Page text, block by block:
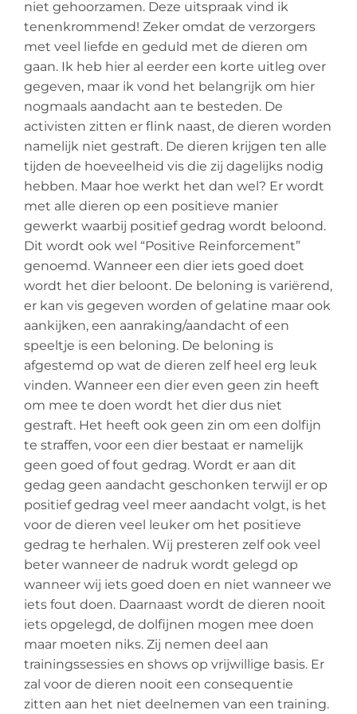
niet gehoorzamen. Deze uitspraak vind ik
tenenkrommend! Zeker omdat de verzorgers
met veel liefde en geduld met de dieren om
gaan. Ik heb hier al eerder een korte uitleg over
gegeven, maar ik vond het belangrijk om hier
nogmaals aandacht aan te besteden. De
activisten zitten er flink naast, de dieren worden
namelijk niet gestraft. De dieren krijgen ten alle
tijden de hoeveelheid vis die zij dagelijks nodig
hebben. Maar hoe werkt het dan wel? Er wordt
met alle dieren op een positieve manier
gewerkt waarbij positief gedrag wordt beloond.
Dit wordt ook wel “Positive Reinforcement”
genoemd. Wanneer een dier iets goed doet
wordt het dier beloont. De beloning is variërend,
er kan vis gegeven worden of gelatine maar ook
aankijken, een aanraking/aandacht of een
speeltje is een beloning. De beloning is
afgestemd op wat de dieren zelf heel erg leuk
vinden. Wanneer een dier even geen zin heeft
om mee te doen wordt het dier dus niet
gestraft. Het heeft ook geen zin om een dolfijn
te straffen, voor een dier bestaat er namelijk
geen goed of fout gedrag. Wordt er aan dit
gedag geen aandacht geschonken terwijl er op
positief gedrag veel meer aandacht volgt, is het
voor de dieren veel leuker om het positieve
gedrag te herhalen. Wij presteren zelf ook veel
beter wanneer de nadruk wordt gelegd op
wanneer wij iets goed doen en niet wanneer we
iets fout doen. Daarnaast wordt de dieren nooit
iets opgelegd, de dolfijnen mogen mee doen
maar moeten niks. Zij nemen deel aan
trainingssessies en shows op vrijwillige basis. Er
zal voor de dieren nooit een consequentie
zitten aan het niet deelnemen van een training.